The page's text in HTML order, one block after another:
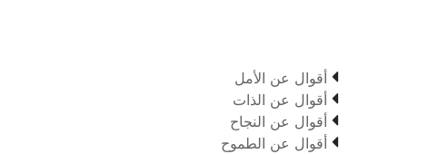
 أقوال عن الأمل
 أقوال عن الذات
 أقوال عن النجاح
 أقوال عن الطموح